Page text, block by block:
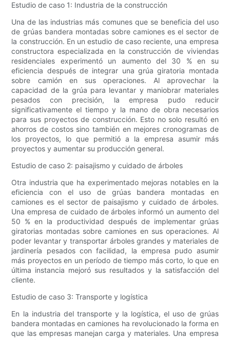
Estudio de caso 1: Industria de la construcción
Una de las industrias más comunes que se beneficia del uso
de grúas bandera montadas sobre camiones es el sector de
la construcción. En un estudio de caso reciente, una empresa
constructora especializada en la construcción de viviendas
residenciales experimentó un aumento del 30 % en su
eficiencia después de integrar una grúa giratoria montada
sobre camión en sus operaciones. Al aprovechar la
capacidad de la grúa para levantar y maniobrar materiales
pesados ​​con precisión, la empresa pudo reducir
significativamente el tiempo y la mano de obra necesarios
para sus proyectos de construcción. Esto no solo resultó en
ahorros de costos sino también en mejores cronogramas de
los proyectos, lo que permitió a la empresa asumir más
proyectos y aumentar su producción general.
Estudio de caso 2: paisajismo y cuidado de árboles
Otra industria que ha experimentado mejoras notables en la
eficiencia con el uso de grúas bandera montadas en
camiones es el sector de paisajismo y cuidado de árboles.
Una empresa de cuidado de árboles informó un aumento del
50 % en la productividad después de implementar grúas
giratorias montadas sobre camiones en sus operaciones. Al
poder levantar y transportar árboles grandes y materiales de
jardinería pesados ​​con facilidad, la empresa pudo asumir
más proyectos en un período de tiempo más corto, lo que en
última instancia mejoró sus resultados y la satisfacción del
cliente.
Estudio de caso 3: Transporte y logística
En la industria del transporte y la logística, el uso de grúas
bandera montadas en camiones ha revolucionado la forma en
que las empresas manejan carga y materiales. Una empresa